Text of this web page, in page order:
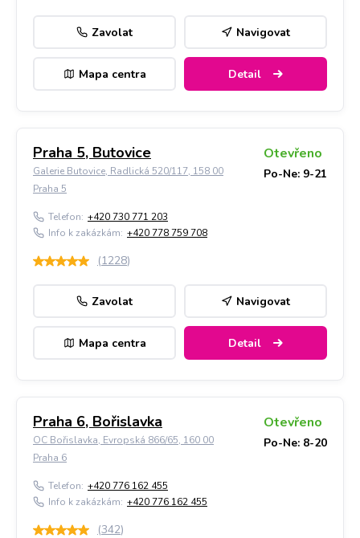
Zavolat Navigovat
Mapa centra Detail
Praha 5, Butovice
Galerie Butovice, Radlická 520/117, 158 00
Praha 5
Otevřeno
Po-Ne: 9-21
Telefon: +420 730 771 203
Info k zakázkám: +420 778 759 708
(1228)
Zavolat Navigovat
Mapa centra Detail
Praha 6, Bořislavka
OC Bořislavka, Evropská 866/65, 160 00
Praha 6
Otevřeno
Po-Ne: 8-20
Telefon: +420 776 162 455
Info k zakázkám: +420 776 162 455
(342)